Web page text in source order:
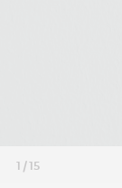
1 / 15